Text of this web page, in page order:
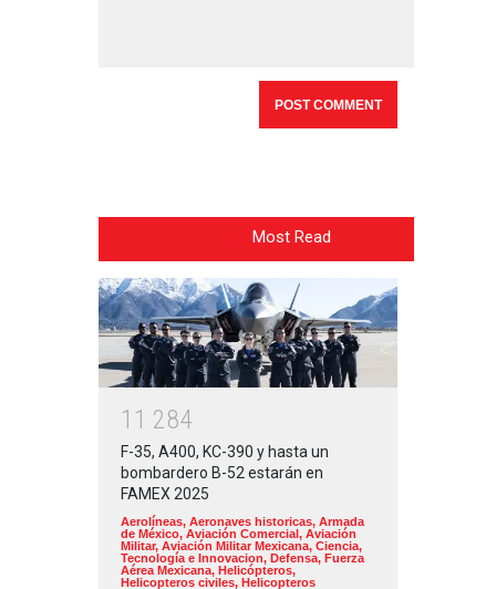
Most Read
1 1 284
F-35, A400, KC-390 y hasta un
bombardero B-52 estarán en
FAMEX 2025
Aerolíneas, Aeronaves historicas, Armada
de México, Aviación Comercial, Aviación
Militar, Aviación Militar Mexicana, Ciencia,
Tecnología e Innovacion, Defensa, Fuerza
Aérea Mexicana, Helicópteros,
Helicopteros civiles, Helicopteros